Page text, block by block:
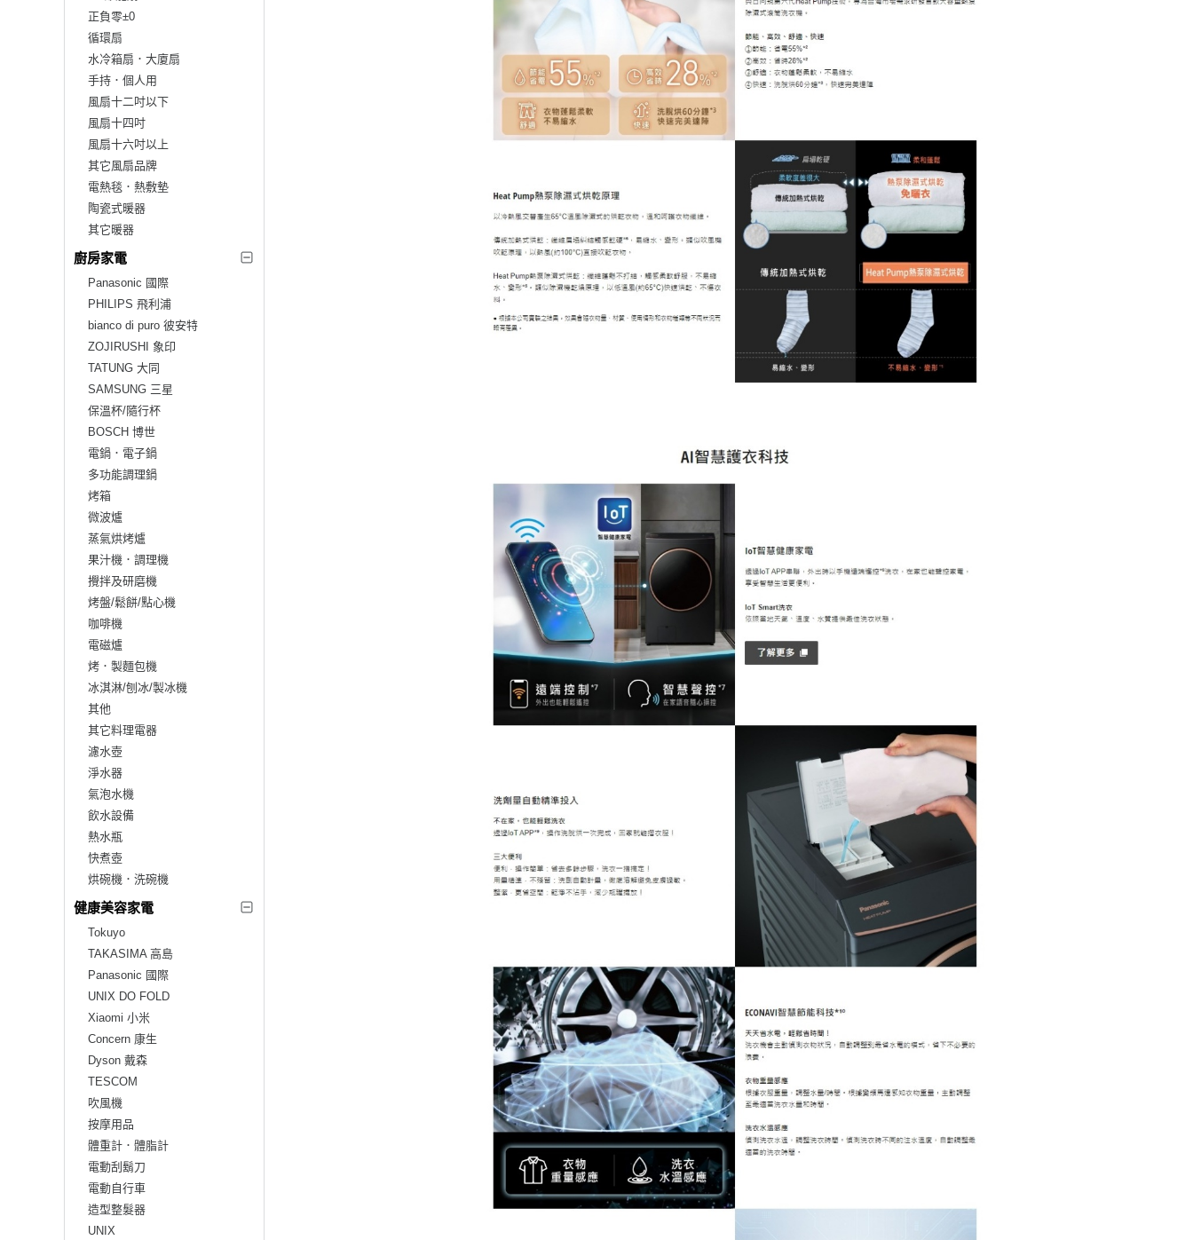
正負零±0
循環扇
水冷箱扇．大廈扇
手持．個人用
風扇十二吋以下
風扇十四吋
風扇十六吋以上
其它風扇品牌
電熱毯．熱敷墊
陶瓷式暖器
其它暖器
廚房家電
Panasonic 國際
PHILIPS 飛利浦
bianco di puro 彼安特
ZOJIRUSHI 象印
TATUNG 大同
SAMSUNG 三星
保溫杯/隨行杯
BOSCH 博世
電鍋．電子鍋
多功能調理鍋
烤箱
微波爐
蒸氣烘烤爐
果汁機．調理機
攪拌及研磨機
烤盤/鬆餅/點心機
咖啡機
電磁爐
烤．製麵包機
冰淇淋/刨冰/製冰機
其他
其它料理電器
濾水壺
淨水器
氣泡水機
飲水設備
熱水瓶
快煮壺
烘碗機．洗碗機
健康美容家電
Tokuyo
TAKASIMA 高島
Panasonic 國際
UNIX DO FOLD
Xiaomi 小米
Concern 康生
Dyson 戴森
TESCOM
吹風機
按摩用品
體重計．體脂計
電動刮鬍刀
電動自行車
造型整髮器
UNIX